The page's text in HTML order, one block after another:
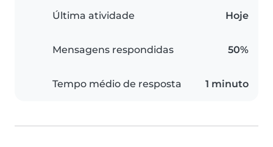
Última atividade Hoje
Mensagens respondidas 50%
Tempo médio de resposta 1 minuto